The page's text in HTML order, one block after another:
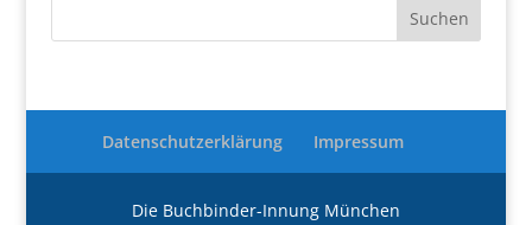
Datenschutzerklärung Impressum
Die Buchbinder-Innung München